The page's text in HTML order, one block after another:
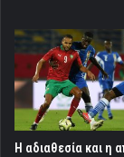
Η αδιαθεσία και η